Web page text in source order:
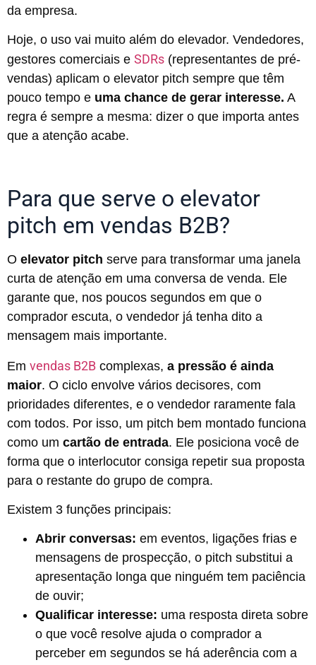
da empresa.
Hoje, o uso vai muito além do elevador. Vendedores,
gestores comerciais e SDRs (representantes de pré-
vendas) aplicam o elevator pitch sempre que têm
pouco tempo e uma chance de gerar interesse. A
regra é sempre a mesma: dizer o que importa antes
que a atenção acabe.
Para que serve o elevator
pitch em vendas B2B?
O elevator pitch serve para transformar uma janela
curta de atenção em uma conversa de venda. Ele
garante que, nos poucos segundos em que o
comprador escuta, o vendedor já tenha dito a
mensagem mais importante.
Em vendas B2B complexas, a pressão é ainda
maior. O ciclo envolve vários decisores, com
prioridades diferentes, e o vendedor raramente fala
com todos. Por isso, um pitch bem montado funciona
como um cartão de entrada. Ele posiciona você de
forma que o interlocutor consiga repetir sua proposta
para o restante do grupo de compra.
Existem 3 funções principais:
Abrir conversas: em eventos, ligações frias e
mensagens de prospecção, o pitch substitui a
apresentação longa que ninguém tem paciência
de ouvir;
Qualificar interesse: uma resposta direta sobre
o que você resolve ajuda o comprador a
perceber em segundos se há aderência com a